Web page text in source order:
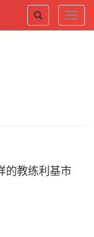
的教练利基市